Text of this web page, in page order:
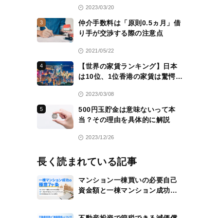
2023/03/20
3
仲介手数料は「原則0.5ヵ月」借
り手が交渉する際の注意点
2021/05/22
4
【世界の家賃ランキング】日本
は10位、1位香港の家賃は驚愕
2023/03/08
5
500円玉貯金は意味ないって本
当？その理由を具体的に解説
2023/12/26
長く読まれている記事
マンション一棟買いの必要自己
資金額と一棟マンション成功の